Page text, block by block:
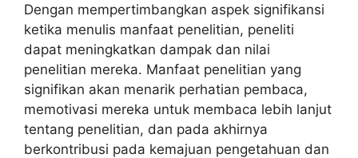
Dengan mempertimbangkan aspek signifikansi
ketika menulis manfaat penelitian, peneliti
dapat meningkatkan dampak dan nilai
penelitian mereka. Manfaat penelitian yang
signifikan akan menarik perhatian pembaca,
memotivasi mereka untuk membaca lebih lanjut
tentang penelitian, dan pada akhirnya
berkontribusi pada kemajuan pengetahuan dan